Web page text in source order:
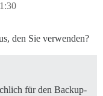
den Sie verwenden?
für den Backup-